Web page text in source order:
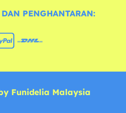
PENGHANTARAN:
Funidelia Malaysia